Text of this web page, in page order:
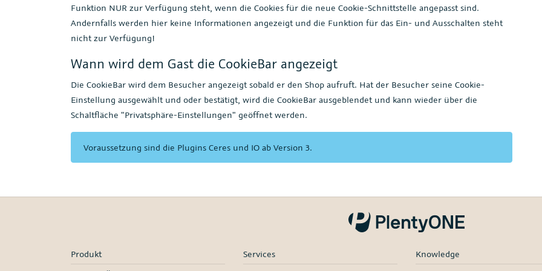
Funktion NUR zur Verfügung steht, wenn die Cookies für die neue Cookie-Schnittstelle angepasst sind.
Andernfalls werden hier keine Informationen angezeigt und die Funktion für das Ein- und Ausschalten steht
nicht zur Verfügung!
Wann wird dem Gast die CookieBar angezeigt
Die CookieBar wird dem Besucher angezeigt sobald er den Shop aufruft. Hat der Besucher seine Cookie-
Einstellung ausgewählt und oder bestätigt, wird die CookieBar ausgeblendet und kann wieder über die
Schaltfläche "Privatsphäre-Einstellungen" geöffnet werden.
Voraussetzung sind die Plugins Ceres und IO ab Version 3.
Produkt
Services
Knowledge